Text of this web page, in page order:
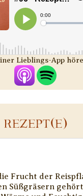
Lieblings-App
REZEPT(E)
Frucht der
Süßgräsern